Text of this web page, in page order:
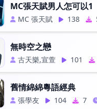
MC張天賦男人怎可以1
MC 張天賦 138
無時空之戀
古天樂,宣萱 101
舊情綿綿粵語經典
張學友 104 7